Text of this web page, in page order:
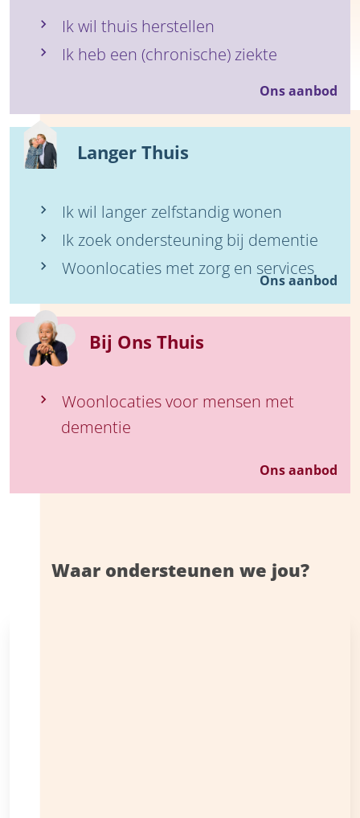
Ik wil thuis herstellen
Ik heb een (chronische) ziekte
Ons aanbod
Langer Thuis
Ik wil langer zelfstandig wonen
Ik zoek ondersteuning bij dementie
Woonlocaties met zorg en services
Ons aanbod
Bij Ons Thuis
Woonlocaties voor mensen met
dementie
Ons aanbod
Waar ondersteunen we jou?